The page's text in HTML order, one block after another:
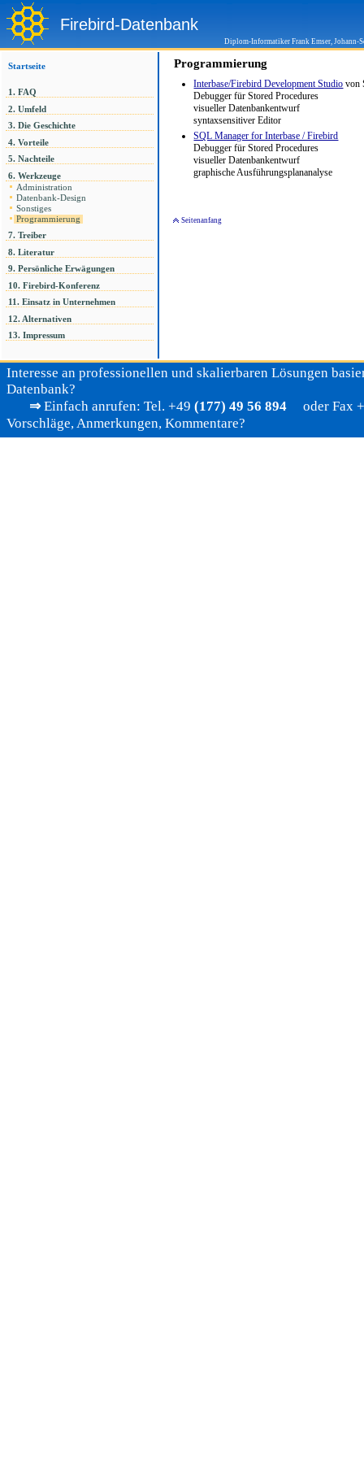
Firebird-Datenbank
Diplom-Informatiker Frank Emser, Johann-
Startseite
1. FAQ
2. Umfeld
3. Die Geschichte
4. Vorteile
5. Nachteile
6. Werkzeuge
Administration
Datenbank-Design
Sonstiges
Programmierung
7. Treiber
8. Literatur
9. Persönliche Erwägungen
10. Firebird-Konferenz
11. Einsatz in Unternehmen
12. Alternativen
13. Impressum
Programmierung
Interbase/Firebird Development Studio von
Debugger für Stored Procedures
visueller Datenbankentwurf
syntaxsensitiver Editor
SQL Manager for Interbase / Firebird
Debugger für Stored Procedures
visueller Datenbankentwurf
graphische Ausführungsplananalyse
Seitenanfang
Interesse an professionellen und skalierbaren Lösungen
Datenbank?
⇒Einfach anrufen: Tel. +49 (177) 49 56 894 oder Fax
Vorschläge, Anmerkungen, Kommentare?